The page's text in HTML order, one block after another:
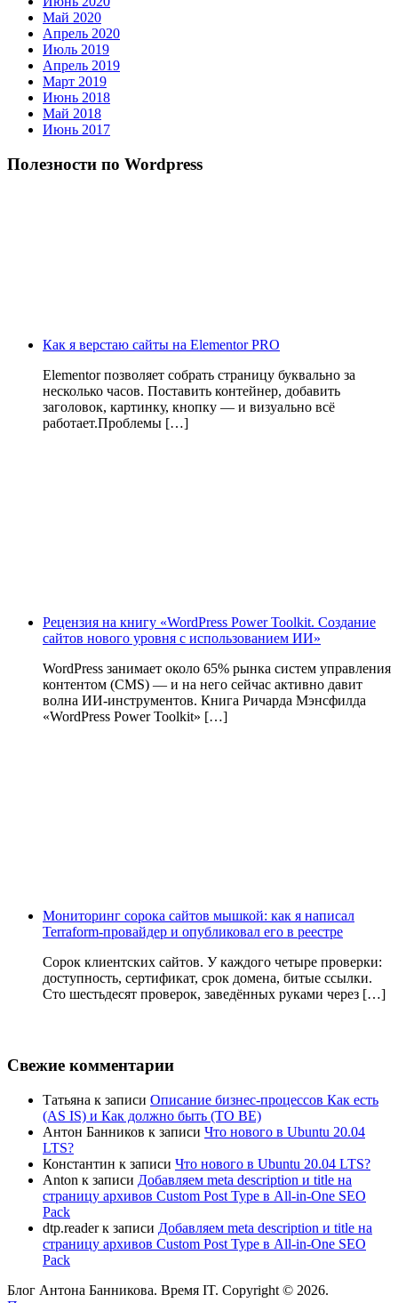
Май 2020
Апрель 2020
Июль 2019
Апрель 2019
Март 2019
Июнь 2018
Май 2018
Июнь 2017
Полезности по Wordpress
Как я верстаю сайты на Elementor PRO
Elementor позволяет собрать страницу буквально за
несколько часов. Поставить контейнер, добавить
заголовок, картинку, кнопку — и визуально всё
работает.Проблемы […]
Рецензия на книгу «WordPress Power Toolkit. Создание
сайтов нового уровня с использованием ИИ»
WordPress занимает около 65% рынка систем управления
контентом (CMS) — и на него сейчас активно давит
волна ИИ‑инструментов. Книга Ричарда Мэнсфилда
«WordPress Power Toolkit» […]
Мониторинг сорока сайтов мышкой: как я написал
Terraform-провайдер и опубликовал его в реестре
Сорок клиентских сайтов. У каждого четыре проверки:
доступность, сертификат, срок домена, битые ссылки.
Сто шестьдесят проверок, заведённых руками через […]
Свежие комментарии
Татьяна к записи Описание бизнес-процессов Как есть
(AS IS) и Как должно быть (TO BE)
Антон Банников к записи Что нового в Ubuntu 20.04
LTS?
Константин к записи Что нового в Ubuntu 20.04 LTS?
Anton к записи Добавляем meta description и title на
страницу архивов Custom Post Type в All-in-One SEO
Pack
dtp.readerк записи Добавляем meta description и title на
страницу архивов Custom Post Type в All-in-One SEO
Pack
Блог Антона Банникова. Время IT. Copyright © 2026.